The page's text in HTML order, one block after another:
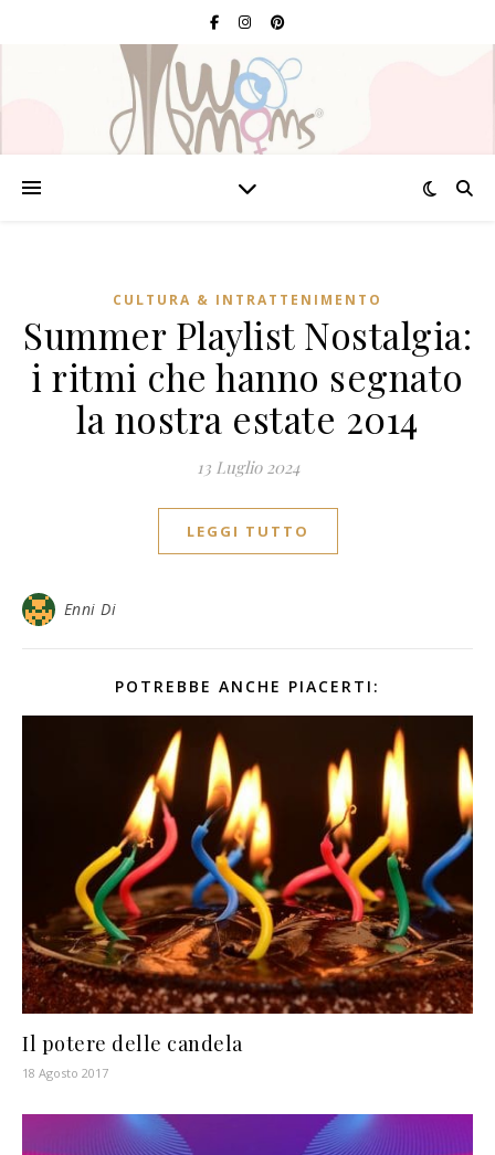
CULTURA & INTRATTENIMENTO
Summer Playlist Nostalgia:
i ritmi che hanno segnato
la nostra estate 2014
13 Luglio 2024
LEGGI TUTTO
Enni Di
POTREBBE ANCHE PIACERTI:
Il potere delle candela
18 Agosto 2017